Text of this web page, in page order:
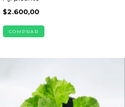
$2.600,00
COMPRAR